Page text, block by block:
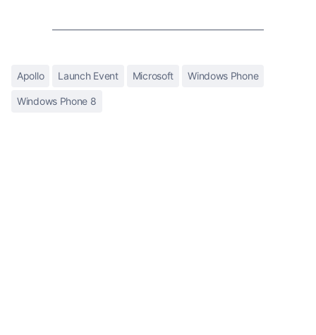
Apollo Launch Event Microsoft Windows Phone
Windows Phone 8